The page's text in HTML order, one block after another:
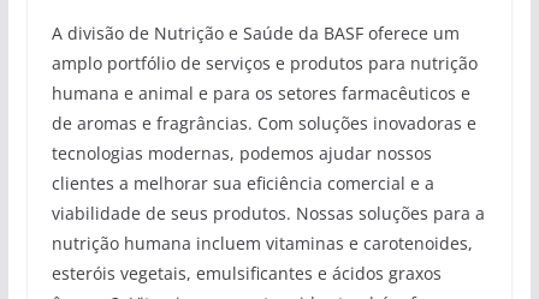
A divisão de Nutrição e Saúde da BASF oferece um
amplo portfólio de serviços e produtos para nutrição
humana e animal e para os setores farmacêuticos e
de aromas e fragrâncias. Com soluções inovadoras e
tecnologias modernas, podemos ajudar nossos
clientes a melhorar sua eficiência comercial e a
viabilidade de seus produtos. Nossas soluções para a
nutrição humana incluem vitaminas e carotenoides,
esteróis vegetais, emulsificantes e ácidos graxos